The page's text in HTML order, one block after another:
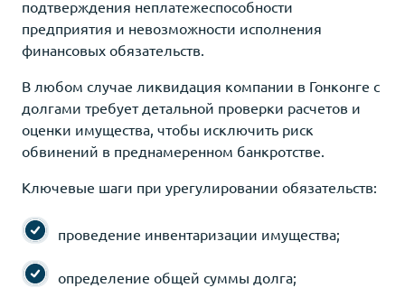
подтверждения неплатежеспособности
предприятия и невозможности исполнения
финансовых обязательств.
В любом случае ликвидация компании в Гонконге с
долгами требует детальной проверки расчетов и
оценки имущества, чтобы исключить риск
обвинений в преднамеренном банкротстве.
Ключевые шаги при урегулировании обязательств:
проведение инвентаризации имущества;
определение общей суммы долга;